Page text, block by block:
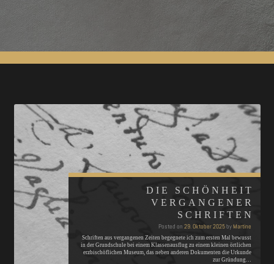
DIE SCHÖNHEIT
VERGANGENER
SCHRIFTEN
Posted on 29. Oktober 2025byMartine
Schriften aus vergangenen Zeiten begegnete ich zum ersten Mal bewusst
in der Grundschule bei einem Klassenausflug zu einem kleinen örtlichen
erzbischöflichen Museum, das neben anderen Dokumenten die Urkunde
zur Gründung…